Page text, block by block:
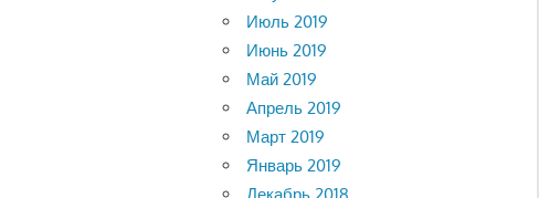
Июль 2019
Июнь 2019
Май 2019
Апрель 2019
Март 2019
Январь 2019
Декабрь 2018